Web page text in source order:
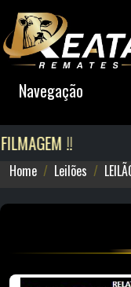
Navegação
!!
Home Leilões